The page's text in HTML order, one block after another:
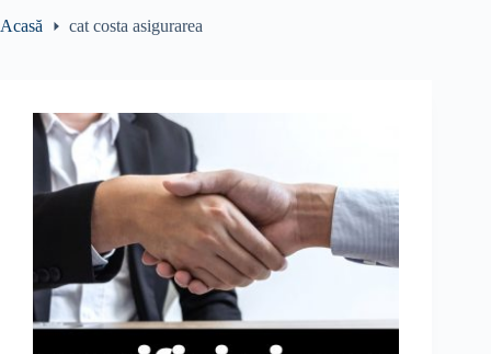
Acasă cat costa asigurarea